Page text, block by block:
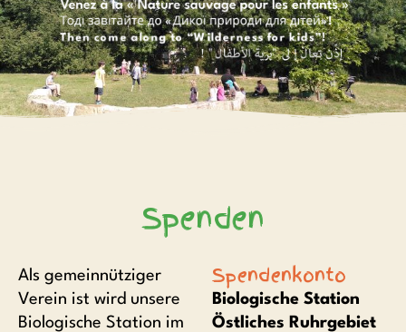
Spenden
Als gemeinnütziger
Verein ist wird unsere
Biologische Station im
Spendenkonto
Biologische Station
Östliches Ruhrgebiet